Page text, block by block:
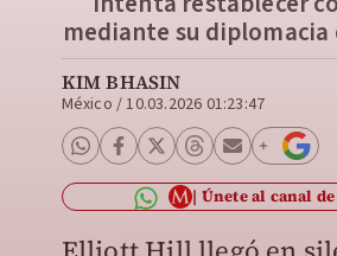
mediante su
KIM BHASIN
México /10.03.2026 01:23:47
Únete al canal